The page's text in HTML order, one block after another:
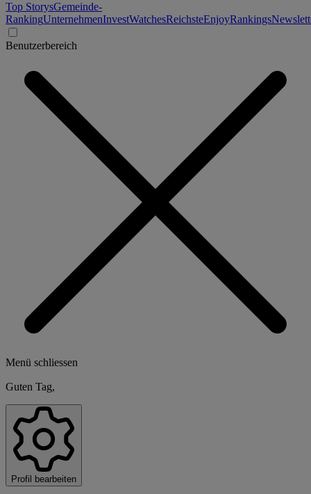
Top StorysGemeinde-
RankingUnternehmenInvestWatchesReichsteEnjoyRankings
Benutzerbereich
Menü schliessen
Guten Tag,
Profil bearbeiten